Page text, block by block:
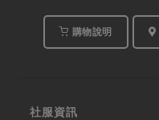
購物說明
社服資訊